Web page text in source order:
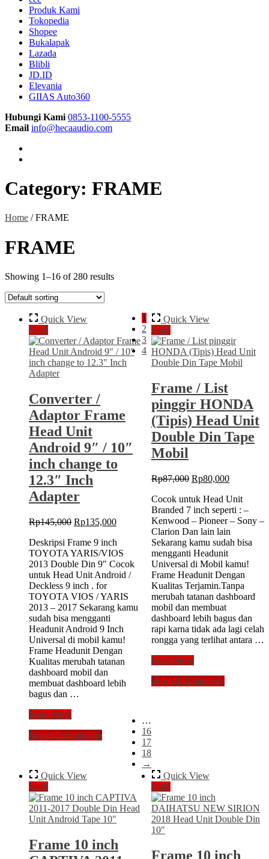
Produk Kami
Tokopedia
Shopee
Bukalapak
Lazada
Blibli
JD.ID
Elevania
GIIAS Auto360
Hubungi Kami 0853-1100-5555
Email info@hecaaudio.com
Category: FRAME
Home / FRAME
FRAME
Showing 1–16 of 280 results
Quick View
Sale!
Converter /
Adaptor Frame
Head Unit
Android 9″ / 10″
inch change to
12.3″ Inch
Adapter
Rp145,000 Original
was:
Rp145,000.
Rp135,000Current
is:
Rp135,000.
Deskripsi Frame 9 inch
TOYOTA YARIS/VIOS
2013 Double Din 9″ Cocok
untuk Head Unit Android /
Deckless 9 inch . for
TOYOTA VIOS / YARIS
2013 – 2017 Sekarang kamu
sudah bisa mengganti
Headunit Android 9 Inch
Universal di mobil kamu!
Frame Headunit Dengan
Kualitas merubah tatanan
dashboard mobil dan
membuat dashboard lebih
bagus dan …
Converter
Adaptor
Unit
Android
9″
/
10″
inch
to
12.3″
Read More
Buy via WhatsApp
Quick View
Sale!
Frame / List
pinggir HONDA
(Tipis) Head Unit
Double Din Tape
Mobil
Rp87,000 Original
was:
Rp87,000.
Rp80,000Current
is:
Rp80,000.
Cocok untuk Head Unit
Branded 7 inch seperti : –
Kenwood – Pioneer – Sony –
Clarion Dan lain lain
Sekarang kamu sudah bisa
mengganti Headunit
Universal di Mobil kamu!
Frame Headunit Dengan
Kualitas Terjamin.Tanpa
merubah tatanan dashboard
mobil dan membuat
dashboard lebih bagus dan
rapi karna tidak ada lagi celah
rongga yang terlihat antara …
Frame
List
Head
Unit
Double
Din
Tape
Mobil
Read More
Buy via WhatsApp
Quick View
Sale!
Frame 10 inch
Quick View
Sale!
Frame 10 inch
1
2
3
4
…
16
17
18
→